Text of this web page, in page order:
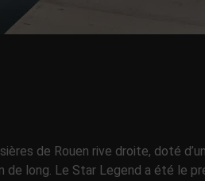
de Rouen rive droite, doté
de long. Le Star Legend a été le